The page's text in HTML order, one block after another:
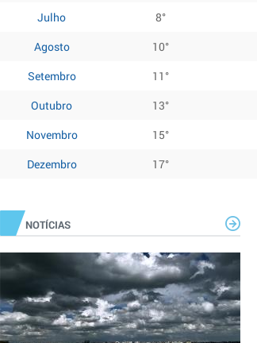
Julho
8°
Agosto
10°
Setembro
11°
Outubro
13°
Novembro
15°
Dezembro
17°
NOTÍCIAS